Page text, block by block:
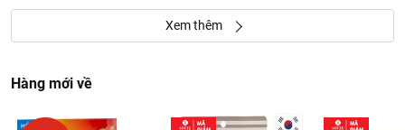
Xem thêm
Hàng mới về